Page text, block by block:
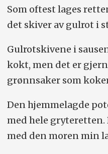
Som oftest lages
det skiver av gulrot i
Gulrotskivene i
kokt, men det er
grønnsaker som
Den hjemmelagde
med hele gryteretten.
med den moren min